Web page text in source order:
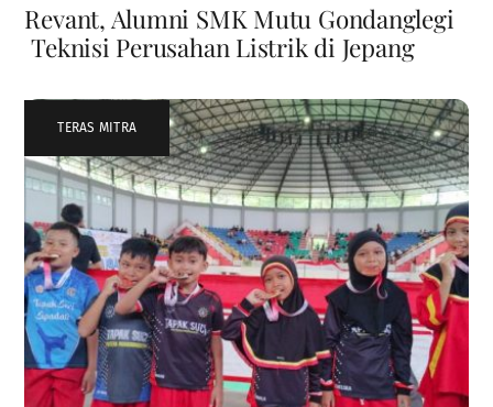
Revant, Alumni SMK Mutu Gondanglegi
Teknisi Perusahan Listrik di Jepang
TERAS MITRA